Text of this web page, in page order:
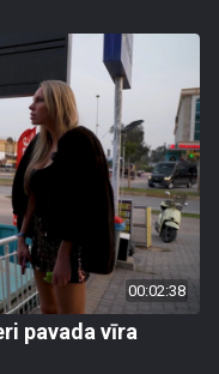
00:02:38
pavada vīra